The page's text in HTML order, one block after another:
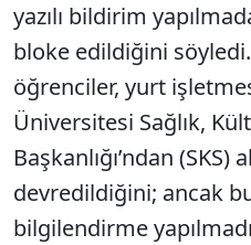
yazılı bildirim
bloke edildiğini
öğrenciler, yurt
Üniversitesi Sağlık,
Başkanlığı’ndan
devredildiğini; ancak
bilgilendirme